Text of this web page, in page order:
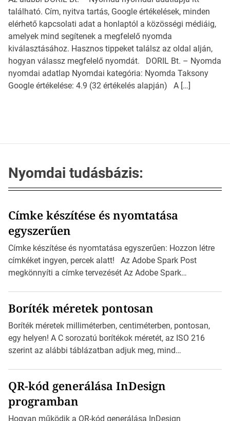
található. Cím, nyitva tartás, Google értékelések, minden
elérhető kapcsolati adat a honlaptól a közösségi médiáig,
amelyek mind segítenek a megfelelő nyomda
kiválasztásához. Hasznos tippeket találsz az oldal alján,
hogyan válassz megfelelő nyomdát. DORIL Bt. – Nyomda
nyomdai adatlap Nyomdai kategória: Nyomda Taksony
Google értékelése: 4.9 (32 értékelés alapján) A […]
Nyomdai tudásbázis:
Címke készítése és nyomtatása
egyszerűen
Címke készítése és nyomtatása egyszerűen: Hozzon létre
címkéket ingyen, percek alatt! Az Adobe Spark Post
megkönnyíti a címke tervezését Az Adobe Spark
igazán foroghatnak a kreatív fogaskerekek, miközben
zajlik a saját címke készítése. Hogyan készítsünk címkét?
Válasszon méretet és alakot: Válassza ki a kívánt címke
méretét. Akár néhány személyes […]
Boríték méretek pontosan
Boríték méretek milliméterben, centiméterben, pontosan,
egy helyen! A C sorozatú borítékok méretét, az ISO 216
szerint az alábbi táblázatban adjuk meg, mind
az A4-es papírlaphoz viszonyítva. Az amerikai és észak-
amerikai boríték méretére az ISO 216 nem vonatkozik.
Boríték méretének táblázata C0-tól C10-ig […]
QR-kód generálása InDesign
programban
Hogyan működik a QR-kód generálása InDesign